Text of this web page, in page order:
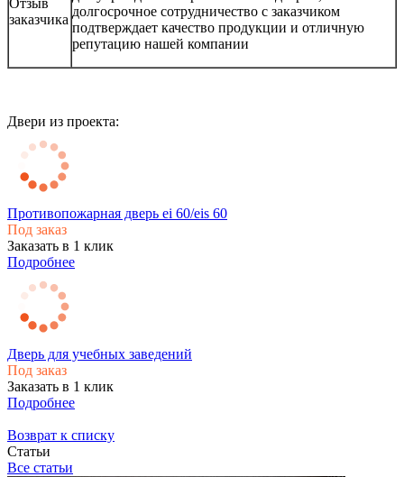
Отзыв
заказчика
долгосрочное сотрудничество с заказчиком
подтверждает качество продукции и отличную
репутацию нашей компании
Двери из проекта:
Противопожарная дверь ei 60/eis 60
Под заказ
Заказать в 1 клик
Подробнее
Дверь для учебных заведений
Под заказ
Заказать в 1 клик
Подробнее
Возврат к списку
Статьи
Все статьи